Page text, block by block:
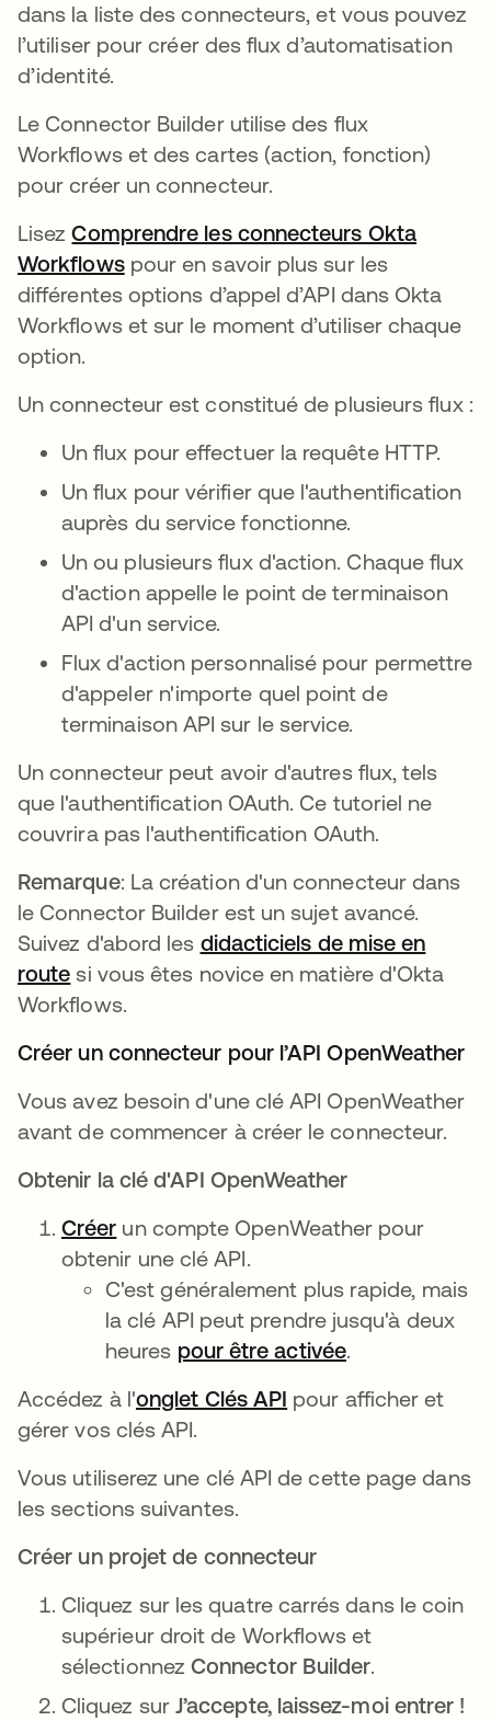
dans la liste des connecteurs, et vous pouvez
l’utiliser pour créer des flux d’automatisation
d’identité.
Le Connector Builder utilise des flux
Workflows et des cartes (action, fonction)
pour créer un connecteur.
LisezComprendre les connecteurs Okta
Workflowss’ouvre dans un nouvel onglet
pour en savoir plus sur les
différentes options d’appel d’API dans Okta
Workflows et sur le moment d’utiliser chaque
option.
Un connecteur est constitué de plusieurs flux :
Un flux pour effectuer la requête HTTP.
Un flux pour vérifier que l'authentification
auprès du service fonctionne.
Un ou plusieurs flux d'action. Chaque flux
d'action appelle le point de terminaison
API d'un service.
Flux d'action personnalisé pour permettre
d'appeler n'importe quel point de
terminaison API sur le service.
Un connecteur peut avoir d'autres flux, tels
que l'authentification OAuth. Ce tutoriel ne
couvrira pas l'authentification OAuth.
Remarque: La création d'un connecteur dans
le Connector Builder est un sujet avancé.
Suivez d'abord les didacticiels de mise en
route s’ouvre dans un nouvel onglet
si vous êtes novice en matière d'Okta
Workflows.
Créer un connecteur pour l’API OpenWeather
Vous avez besoin d'une clé API OpenWeather
avant de commencer à créer le connecteur.
Obtenir la clé d'API OpenWeather
Créer s’ouvre dans un nouvel onglet
un compte OpenWeather pour
obtenir une clé API.
C'est généralement plus rapide, mais
la clé API peut prendre jusqu'à deux
heures pour être activées’ouvre dans
.
Accédez à l'onglet Clés API s’ouvre dans un
pour afficher et
gérer vos clés API.
Vous utiliserez une clé API de cette page dans
les sections suivantes.
Créer un projet de connecteur
Cliquez sur les quatre carrés dans le coin
supérieur droit de Workflows et
sélectionnezConnector Builder.
Cliquez sur J’accepte, laissez-moi entrer !